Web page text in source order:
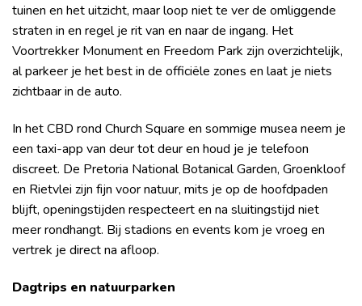
tuinen en het uitzicht, maar loop niet te ver de omliggende
straten in en regel je rit van en naar de ingang. Het
Voortrekker Monument en Freedom Park zijn overzichtelijk,
al parkeer je het best in de officiële zones en laat je niets
zichtbaar in de auto.
In het CBD rond Church Square en sommige musea neem je
een taxi-app van deur tot deur en houd je je telefoon
discreet. De Pretoria National Botanical Garden, Groenkloof
en Rietvlei zijn fijn voor natuur, mits je op de hoofdpaden
blijft, openingstijden respecteert en na sluitingstijd niet
meer rondhangt. Bij stadions en events kom je vroeg en
vertrek je direct na afloop.
Dagtrips en natuurparken